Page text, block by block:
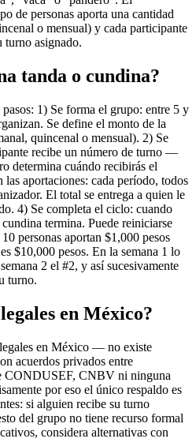
de personas aporta una cantidad
o mensual) y cada participante
turno asignado.
tanda o cundina?
1) Se forma el grupo: entre 5 y
Se define el monto de la
quincenal o mensual). 2) Se
recibe un número de turno —
determina cuándo recibirás el
aportaciones: cada período, todos
El total se entrega a quien le
4) Se completa el ciclo: cuando
termina. Puede reiniciarse
personas aportan $1,000 pesos
$10,000 pesos. En la semana 1 lo
2 el #2, y así sucesivamente
turno.
en México?
en México — no existe
acuerdos privados entre
CONDUSEF, CNBV ni ninguna
por eso el único respaldo es
si alguien recibe su turno
del grupo no tiene recurso formal
considera alternativas con